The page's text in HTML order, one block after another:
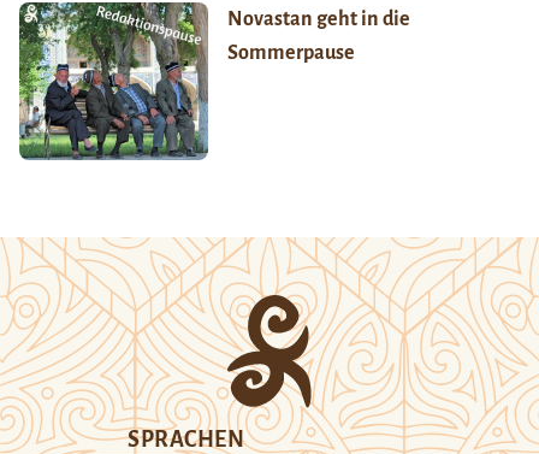
Novastan geht in die
Sommerpause
SPRACHEN